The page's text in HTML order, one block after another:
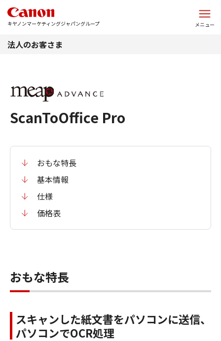
キヤノンマーケティングジャパングループ メニュー
法人のお客さま
ScanToOffice Pro
おもな特長
基本情報
仕様
価格表
おもな特長
スキャンした紙文書をパソコンに送信、
パソコンでOCR処理